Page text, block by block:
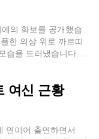
의 화보를 공개했습
한 의상 위로 까르띠
습을 드러냈습니다.
던 성숙하면서도 고혹
여신 근황
연이어 출연하면서